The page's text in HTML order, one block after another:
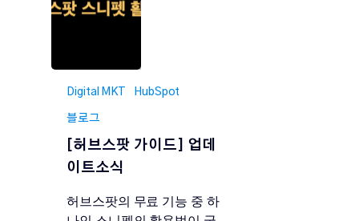
Digital MKT HubSpot
블로그
[허브스팟 가이드] 업데
이트소식
허브스팟의 무료 기능 중 하